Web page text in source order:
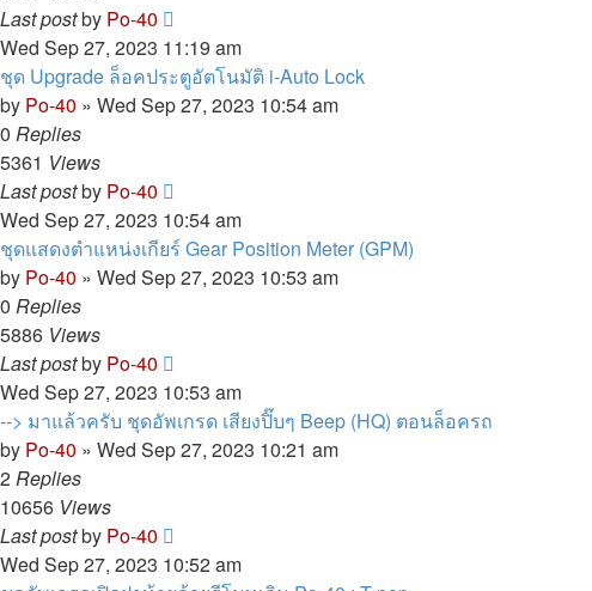
Last postby Po-40
Wed Sep 27, 2023 11:19 am
ชุด Upgrade ล็อคประตูอัตโนมัติ i-Auto Lock
by Po-40 » Wed Sep 27, 2023 10:54 am
0 Replies
5361 Views
Last postby Po-40
Wed Sep 27, 2023 10:54 am
ชุดแสดงตำแหน่งเกียร์ Gear Position Meter (GPM)
by Po-40 » Wed Sep 27, 2023 10:53 am
0 Replies
5886 Views
Last postby Po-40
Wed Sep 27, 2023 10:53 am
--> มาแล้วครับ ชุดอัพเกรด เสียงปิ๊บๆ Beep (HQ) ตอนล็อครถ
by Po-40 » Wed Sep 27, 2023 10:21 am
2Replies
10656 Views
Last postby Po-40
Wed Sep 27, 2023 10:52 am